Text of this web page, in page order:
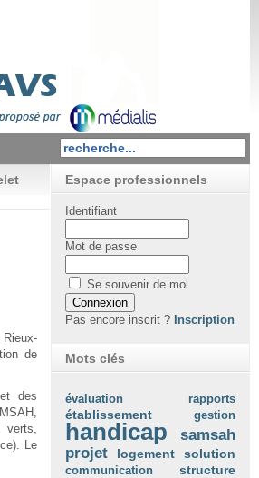
de
des
Le
Espace professionnels
Identifiant
Mot de passe
Se souvenir de moi
Pas encore inscrit ? Inscription
Mots clés
évaluation
rapports
établissement
gestion
handicap samsah
projet logement
solution
communication
structure